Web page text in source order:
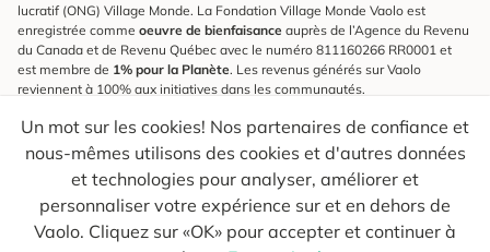
Un mot sur les cookies! Nos partenaires de confiance et
nous-mêmes utilisons des cookies et d'autres données
et technologies pour analyser, améliorer et
personnaliser votre expérience sur et en dehors de
Vaolo. Cliquez sur «OK» pour accepter et continuer à
lucratif (ONG) Village Monde. La Fondation Village Monde Vaolo est
enregistrée comme oeuvre de bienfaisance auprès de l’Agence du Revenu
du Canada et de Revenu Québec avec le numéro 811160266 RR0001 et
est membre de 1% pour la Planète. Les revenus générés sur Vaolo
reviennent à 100% aux initiatives dans les communautés.
S'inscrire à l'infolettre
Pour connaître les nouveautés, suivre nos explorateurs et recevoir des
astuces pour des voyages plus conscients.
Ton courriel Envoyer